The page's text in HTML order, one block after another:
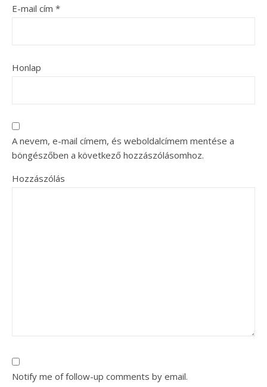
E-mail cím *
Honlap
A nevem, e-mail címem, és weboldalcímem mentése a
böngészőben a következő hozzászólásomhoz.
Hozzászólás
Notify me of follow-up comments by email.